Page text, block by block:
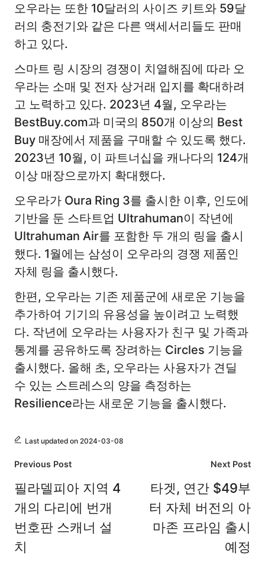
오우라는 또한 10달러의 사이즈 키트와 59달
러의 충전기와 같은 다른 액세서리들도 판매
하고 있다.
스마트 링 시장의 경쟁이 치열해짐에 따라 오
우라는 소매 및 전자 상거래 입지를 확대하려
고 노력하고 있다. 2023년 4월, 오우라는
BestBuy.com과 미국의 850개 이상의 Best
Buy 매장에서 제품을 구매할 수 있도록 했다.
2023년 10월, 이 파트너십을 캐나다의 124개
이상 매장으로까지 확대했다.
오우라가 Oura Ring 3를 출시한 이후, 인도에
기반을 둔 스타트업 Ultrahuman이 작년에
Ultrahuman Air를 포함한 두 개의 링을 출시
했다. 1월에는 삼성이 오우라의 경쟁 제품인
자체 링을 출시했다.
한편, 오우라는 기존 제품군에 새로운 기능을
추가하여 기기의 유용성을 높이려고 노력했
다. 작년에 오우라는 사용자가 친구 및 가족과
통계를 공유하도록 장려하는 Circles 기능을
출시했다. 올해 초, 오우라는 사용자가 견딜
수 있는 스트레스의 양을 측정하는
Resilience라는 새로운 기능을 출시했다.
Last updated on 2024-03-08
Post
navigation
Previous Post
필라델피아 지역 4
개의 다리에 번개
번호판 스캐너 설
치
Next Post
타겟, 연간 $49부
터 자체 버전의 아
마존 프라임 출시
예정